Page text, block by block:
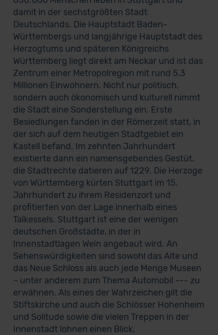
damit in der sechstgrößten Stadt
Deutschlands. Die Hauptstadt Baden-
Württembergs und langjährige Hauptstadt des
Herzogtums und späteren Königreichs
Württemberg liegt direkt am Neckar und ist das
Zentrum einer Metropolregion mit rund 5,3
Millionen Einwohnern. Nicht nur politisch,
sondern auch ökonomisch und kulturell nimmt
die Stadt eine Sonderstellung ein. Erste
Besiedlungen fanden in der Römerzeit statt, in
der sich auf dem heutigen Stadtgebiet ein
Kastell befand. Im zehnten Jahrhundert
existierte dann ein namensgebendes Gestüt,
die Stadtrechte datieren auf 1229. Die Herzoge
von Württemberg kürten Stuttgart im 15.
Jahrhundert zu ihrem Residenzort und
profitierten von der Lage innerhalb eines
Talkessels. Stuttgart ist eine der wenigen
deutschen Großstädte, in der in
Innenstadtlagen Wein angebaut wird. An
Sehenswürdigkeiten sind sowohl das Alte und
das Neue Schloss als auch jede Menge Museen
– unter anderem zum Thema Automobil --- zu
erwähnen. Als eines der Wahrzeichen gilt die
Stiftskirche und auch die Schlösser Hohenheim
und Solitude sowie die vielen Treppen in der
Innenstadt lohnen einen Blick.